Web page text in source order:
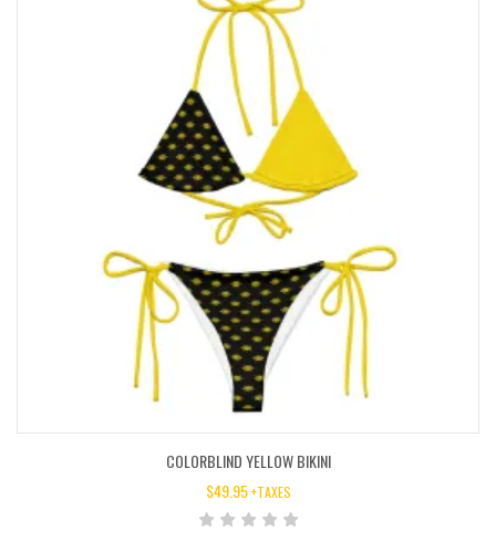
COLORBLIND YELLOW BIKINI
$49.95 +TAXES